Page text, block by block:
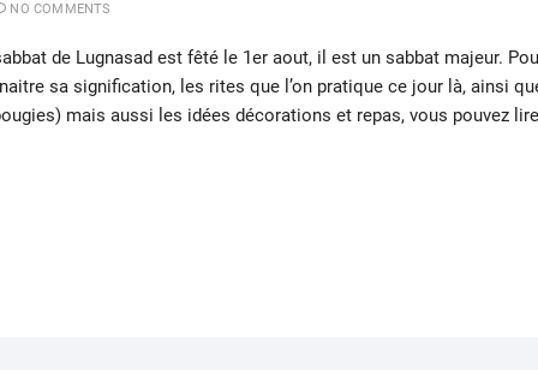
NO COMMENTS
de Lugnasad est fêté le 1er aout, il est un sabbat majeur.
sa signification, les rites que l’on pratique ce jour là, ainsi
mais aussi les idées décorations et repas, vous pouvez lire